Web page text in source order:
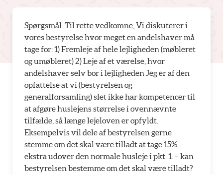
Spørgsmål: Til rette vedkomne, Vi diskuterer i
vores bestyrelse hvor meget en andelshaver må
tage for: 1) Fremleje af hele lejligheden (møbleret
og umøbleret) 2) Leje af et værelse, hvor
andelshaver selv bor i lejligheden Jeg er af den
opfattelse at vi (bestyrelsen og
generalforsamling) slet ikke har kompetencer til
at afgøre huslejens størrelse i ovennævnte
tilfælde, så længe lejeloven er opfyldt.
Eksempelvis vil dele af bestyrelsen gerne
stemme om det skal være tilladt at tage 15%
ekstra udover den normale husleje i pkt. 1. – kan
bestyrelsen bestemme om det skal være tilladt?